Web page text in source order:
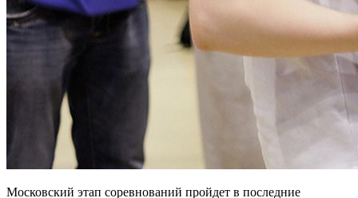
Московский этап соревнований пройдет в последние